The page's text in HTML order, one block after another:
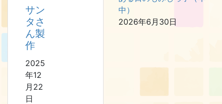
サン
タさ
ん製
作
2025
年12
月22
日
中）
2026年6月30日